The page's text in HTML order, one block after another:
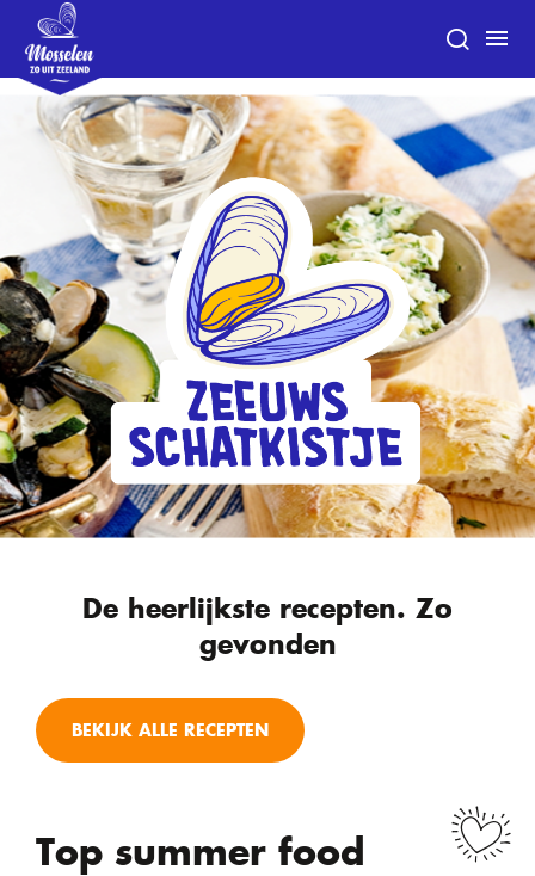
De heerlijkste recepten. Zo
gevonden
BEKIJK ALLE RECEPTEN
Top summer food